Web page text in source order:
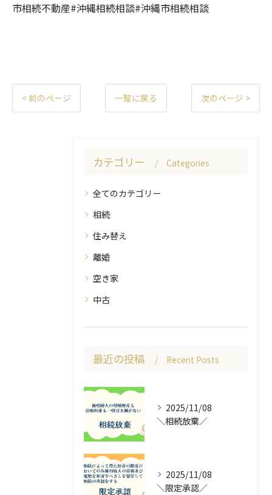
市相続不動産#沖縄相続相談#沖縄市相続相談
< 前のページ 一覧に戻る 次のページ >
カテゴリー Categories
全てのカテゴリー
相続
住み替え
離婚
空き家
中古
最近の投稿 Recent Posts
2025/11/08
＼相続放棄／
2025/11/08
＼限定承認／